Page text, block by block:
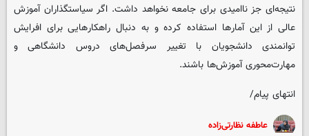
نتیجه‌ای جز ناامیدی برای جامعه نخواهد داشت. اگر سیاستگذاران آموزش
عالی از این آمارها استفاده کرده و به دنبال راهکارهایی برای افرایش
توانمندی دانشجویان با تغییر سرفصل‌های دروس دانشگاهی و
مهارت‌محوری آموزش‌ها باشند.
انتهای پیام/
عاطفه نظارتی‌زاده